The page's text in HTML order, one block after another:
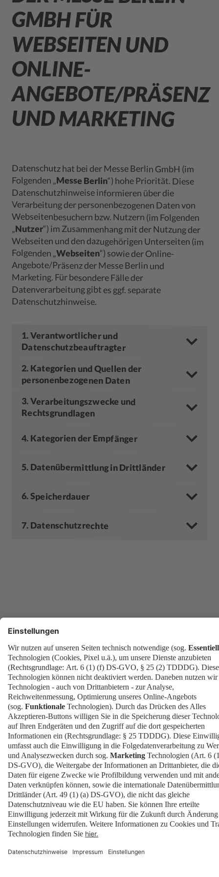
GMBH FÜR
WEBSEITEN UND
ONLINE-
UND MARKETING
Datenschutz hat bei der Messe Berlin GmbH (im
Folgenden „Messe Berlin“) hohe Priorität. Diese
Datenschutzhinweise informieren über die
Verarbeitung der personenbezogenen Daten von
Webseitenbesuchern bzw. Nutzern (im Folgenden
Nutzer“) im Zusammenhang mit der Nutzung der
Webseiten und den dazugehörigen Unterseiten (im
Folgenden „Webseiten“) sowie der Online-
Angebote/Präsenz der Messe Berlin und
Marketing. Für besondere Fälle der
Datenverarbeitung gibt es ggf. separate
Datenschutzhinweise.
1. Verantwortlicher und
Datenschutzbeauftragter
2. Kategorien und Quellen der
personenbezogenen Daten
3. Verarbeitungszwecke und
Rechtsgrundlagen
4. Kategorien der Empfänger
5. Datenübermittlung in Drittländer
6. Speicherdauer
7. Datenschutzrechte
Presse
EN
KontaktDownloadsNewsletterImpressum
Datenschutz Cookies
Erklärung zur BarrierefreiheitBarrierefrei
© 2026 Messe Berlin